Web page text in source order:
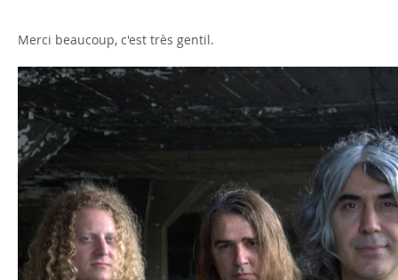
Merci beaucoup, c'est très gentil.